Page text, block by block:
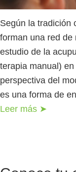
Según la tradición
forman una red de
estudio de la
terapia manual)
perspectiva del
es una forma de
Leer más ➤